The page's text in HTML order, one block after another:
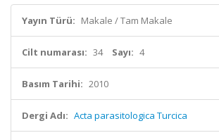
Yayın Türü: Makale / Tam Makale
Cilt numarası: 34 Sayı: 4
Basım Tarihi: 2010
Dergi Adı: Acta parasitologica Turcica